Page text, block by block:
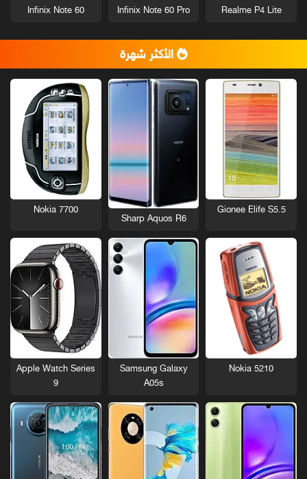
Realme P4 Lite
Infinix Note 60 Pro
Infinix Note 60
الأكثر شهرة
Gionee Elife S5.5
Sharp Aquos R6
Nokia 7700
Nokia 5210
Samsung Galaxy
A05s
Apple Watch Series
9